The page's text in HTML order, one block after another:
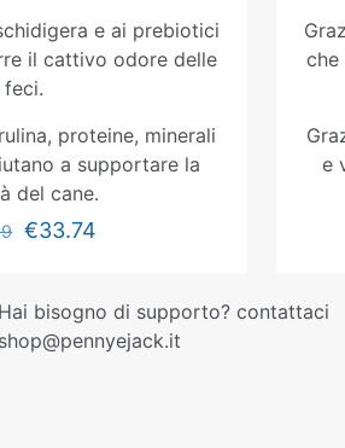
e ai prebiotici
il cattivo odore delle
feci.
proteine, minerali
a supportare la
del cane.
€33.74
che
e
Hai bisogno di supporto? contattaci
shop@pennyejack.it